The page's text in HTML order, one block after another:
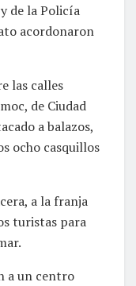
de la Policía
acordonaron
las calles
de Ciudad
a balazos,
ocho casquillos
a la franja
turistas para
a un centro